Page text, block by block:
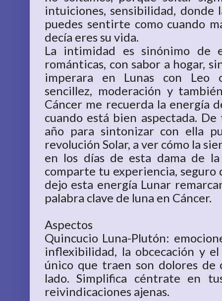
intuiciones, sensibilidad, donde
puedes sentirte como cuando
decía eres su vida.
La intimidad es sinónimo de
románticas, con sabor a hogar,
imperara en Lunas con Leo
sencillez, moderación y
Cáncer me recuerda la energía
cuando está bien aspectada.
año para sintonizar con ella
revolución Solar, a ver cómo la
en los días de esta dama de
comparte tu experiencia, seguro
dejo esta energía Lunar
palabra clave de luna en Cáncer.
Aspectos
Quincucio Luna-Plutón:
inflexibilidad, la obcecación y
único que traen son dolores de
lado. Simplifica céntrate en
reivindicaciones ajenas.